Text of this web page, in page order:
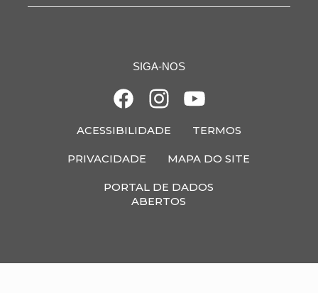
Unidades
Acesso à Informação
Fale Conosco
SIGA-NOS
ACESSIBILIDADE TERMOS
PRIVACIDADE MAPA DO SITE
PORTAL DE DADOS
ABERTOS